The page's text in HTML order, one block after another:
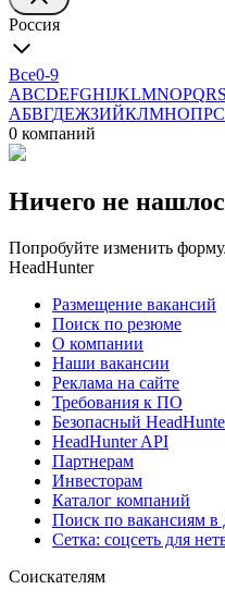
Россия
Все0-9
ABCDEFGHIJKLMNOPQRS
АБВГДЕЖЗИЙКЛМНОПРС
0 компаний
Ничего не
Попробуйте изменить
HeadHunter
Размещение вакансий
Поиск по резюме
О компании
Наши вакансии
Реклама на сайте
Требования к ПО
Безопасный
HeadHunter API
Партнерам
Инвесторам
Каталог компаний
Поиск по вакансиям в
Сетка: соцсеть для
Соискателям